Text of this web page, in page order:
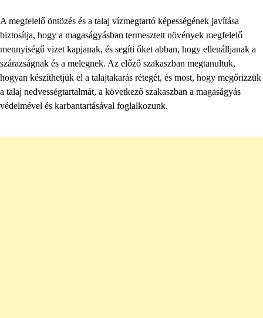
A megfelelő öntözés és a talaj vízmegtartó képességének javítása
biztosítja, hogy a magaságyásban termesztett növények megfelelő
mennyiségű vizet kapjanak, és segíti őket abban, hogy ellenálljanak a
szárazságnak és a melegnek. Az előző szakaszban megtanultuk,
hogyan készíthetjük el a talajtakarás rétegét, és most, hogy megőrizzük
a talaj nedvességtartalmát, a következő szakaszban a magaságyás
védelmével és karbantartásával foglalkozunk.